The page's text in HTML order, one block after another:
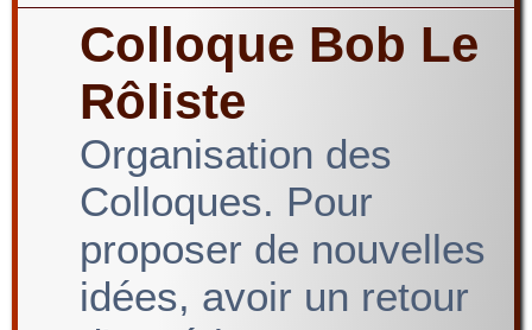
Colloque Bob Le
Rôliste
Organisation des
Colloques. Pour
proposer de nouvelles
idées, avoir un retour